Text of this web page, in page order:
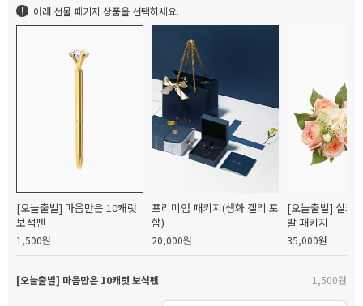
아래 선물 패키지 상품을 선택하세요.
[오늘출발] 마음만은 10캐럿
보석펜
1,500원
프리미엄 패키지(생화 캘리 포
함)
20,000원
[오늘출발] 실크
발 패키지
35,000원
[오늘출발] 마음만은 10캐럿 보석펜 1,500원